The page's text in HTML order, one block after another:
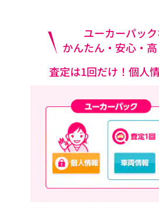
ユーカーパッ
かんたん・安心・
査定は1回だけ！個人